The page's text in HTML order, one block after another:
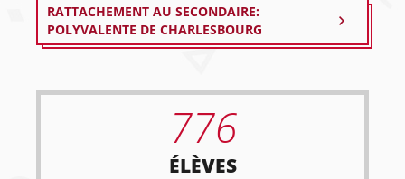
RATTACHEMENT AU SECONDAIRE:
POLYVALENTE DE CHARLESBOURG
776
ÉLÈVES